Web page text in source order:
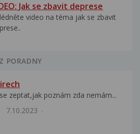
Jak se zbavit deprese
video na téma jak se zbavit
PORADNY
zeptat,jak poznám zda nemám...
7.10.2023